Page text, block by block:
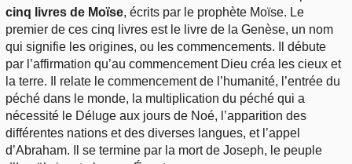
cinq livres de Moïse, écrits par le prophète Moïse. Le
premier de ces cinq livres est le livre de la Genèse, un nom
qui signifie les origines, ou les commencements. Il débute
par l’affirmation qu’au commencement Dieu créa les cieux et
la terre. Il relate le commencement de l’humanité, l’entrée du
péché dans le monde, la multiplication du péché qui a
nécessité le Déluge aux jours de Noé, l’apparition des
différentes nations et des diverses langues, et l’appel
d’Abraham. Il se termine par la mort de Joseph, le peuple